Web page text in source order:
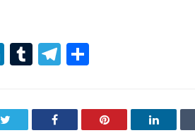
LinkedIn
TumblrTelegram
Facebook Pinterest LinkedIn